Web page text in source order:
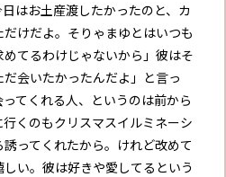
はお土産渡したかったのと、カ
けだよ。そりゃまゆとはいつも
てるわけじゃないから」彼はそ
会いたかったんだよ」と言っ
てくれる人、というのは前から
くのもクリスマスイルミネーシ
ってくれたから。けれど改めて
い。彼は好きや愛してるという